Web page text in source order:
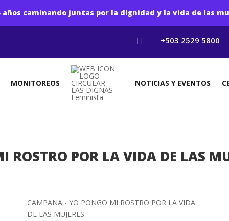
años caminando juntas por la dignidad y la vida de las
 +503 2529 5800
MONITOREOS NOTICIAS Y EVENTOS
ROSTRO POR LA VIDA DE LAS
CAMPAÑA - YO PONGO MI ROSTRO POR LA VIDA
DE LAS MUJERES